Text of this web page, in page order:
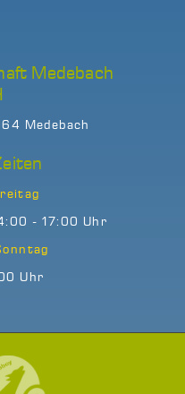
Medebach
Medebach
- 17:00 Uhr
Uhr